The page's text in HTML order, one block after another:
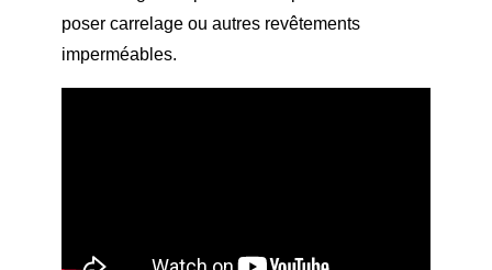
poser carrelage ou autres revêtements
imperméables.